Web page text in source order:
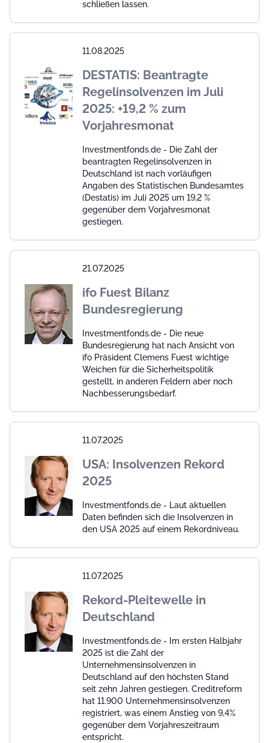
schließen lassen.
11.08.2025
DESTATIS: Beantragte
Regelinsolvenzen im Juli
2025: +19,2 % zum
Vorjahresmonat
Investmentfonds.de - Die Zahl der
beantragten Regelinsolvenzen in
Deutschland ist nach vorläufigen
Angaben des Statistischen Bundesamtes
(Destatis) im Juli 2025 um 19,2 %
gegenüber dem Vorjahresmonat
gestiegen.
21.07.2025
ifo Fuest Bilanz
Bundesregierung
Investmentfonds.de - Die neue
Bundesregierung hat nach Ansicht von
ifo Präsident Clemens Fuest wichtige
Weichen für die Sicherheitspolitik
gestellt, in anderen Feldern aber noch
Nachbesserungsbedarf.
11.07.2025
USA: Insolvenzen Rekord
2025
Investmentfonds.de - Laut aktuellen
Daten befinden sich die Insolvenzen in
den USA 2025 auf einem Rekordniveau.
11.07.2025
Rekord-Pleitewelle in
Deutschland
Investmentfonds.de - Im ersten Halbjahr
2025 ist die Zahl der
Unternehmensinsolvenzen in
Deutschland auf den höchsten Stand
seit zehn Jahren gestiegen. Creditreform
hat 11.900 Unternehmensinsolvenzen
registriert, was einem Anstieg von 9,4%
gegenüber dem Vorjahreszeitraum
entspricht.